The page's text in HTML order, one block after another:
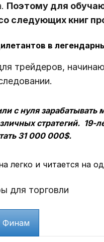
Поэтому для
следующих книг
в
трейдеров,
с нуля
стратегий. 19-
31 000 000$.
легко и читается на
для торговли
Финам